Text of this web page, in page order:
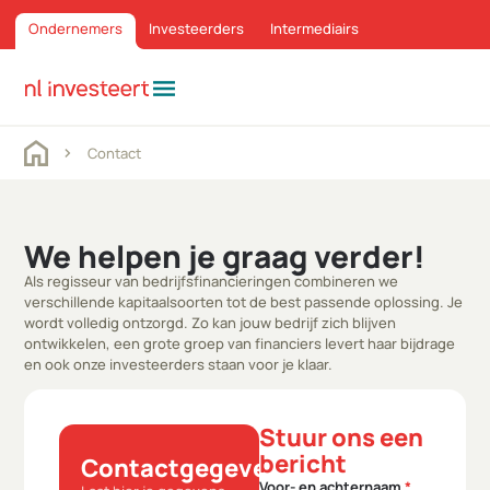
Ondernemers Investeerders Intermediairs
menu
Contact
We helpen je graag verder!
Als regisseur van bedrijfsfinancieringen combineren we
verschillende kapitaalsoorten tot de best passende oplossing. Je
wordt volledig ontzorgd. Zo kan jouw bedrijf zich blijven
ontwikkelen, een grote groep van financiers levert haar bijdrage
en ook onze investeerders staan voor je klaar.
Contactgegevens
Stuur ons een
bericht